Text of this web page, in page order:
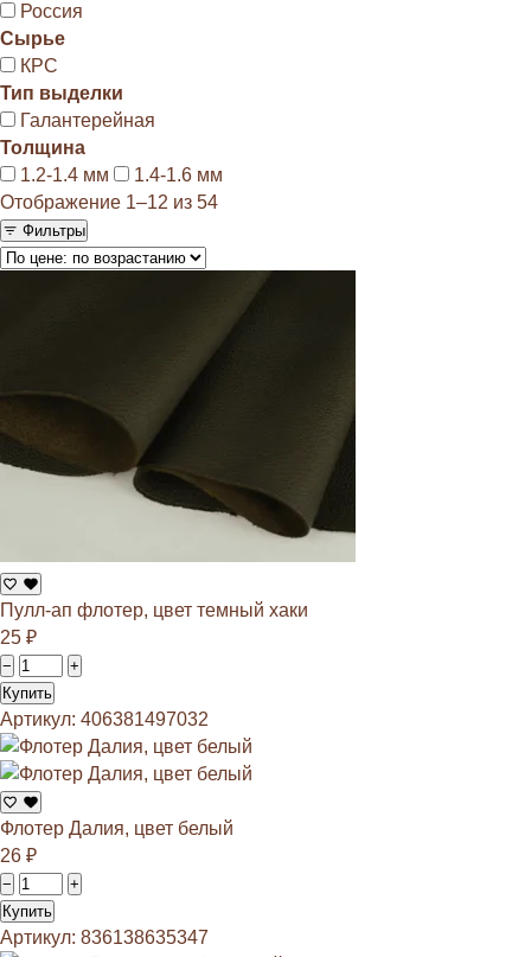
Россия
Сырье
КРС
Тип выделки
Галантерейная
Толщина
1.2-1.4 мм
1.4-1.6 мм
Отображение 1–12 из 54
Фильтры
Пулл-ап флотер, цвет темный хаки
25 ₽
−
+
Купить
Артикул: 406381497032
Флотер Далия, цвет белый
26 ₽
−
+
Купить
Артикул: 836138635347